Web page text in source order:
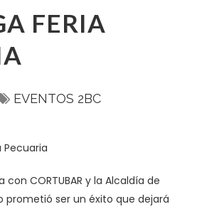
FERIA
EVENTOS 2BC
Pecuaria
con CORTUBAR y la Alcaldía de
prometió ser un éxito que dejará